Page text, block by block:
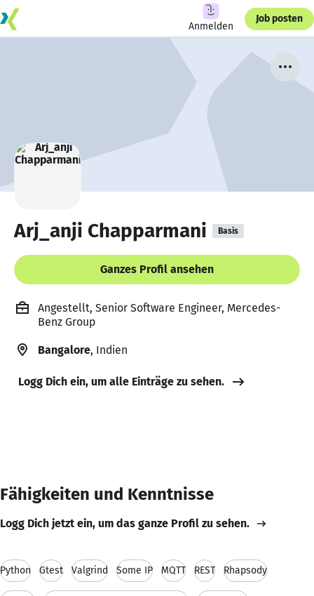
Anmelden
Job posten
Arj_anji Chapparmani Basis
Ganzes Profil ansehen
Angestellt, Senior Software Engineer, Mercedes-
Benz Group
Bangalore, Indien
Logg Dich ein, um alle Einträge zu sehen.
Fähigkeiten und Kenntnisse
Logg Dich jetzt ein, um das ganze Profil zu sehen.
Python Gtest Valgrind Some IP MQTT REST Rhapsody